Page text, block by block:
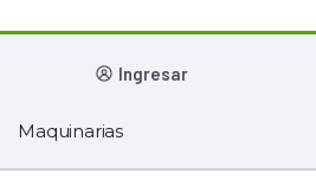
ingresar
Maquinarias